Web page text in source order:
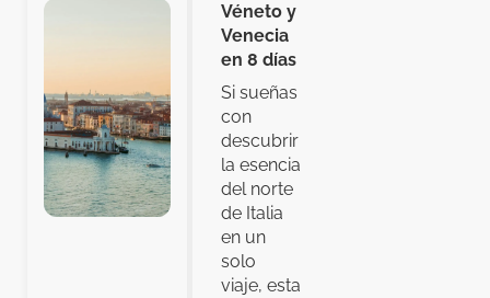
Véneto y
Venecia
en 8 días
Si sueñas
con
descubrir
la esencia
del norte
de Italia
en un
solo
viaje, esta